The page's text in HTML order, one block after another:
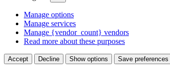
Manage options
Manage services
Manage {vendor_count} vendors
Read more about these purposes
Accept Decline Show options Save preferences